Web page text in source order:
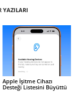
YAZILARI
Apple İşitme Cihazı
Desteği Listesini Büyüttü